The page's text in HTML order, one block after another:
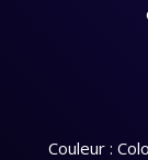
Couleur :